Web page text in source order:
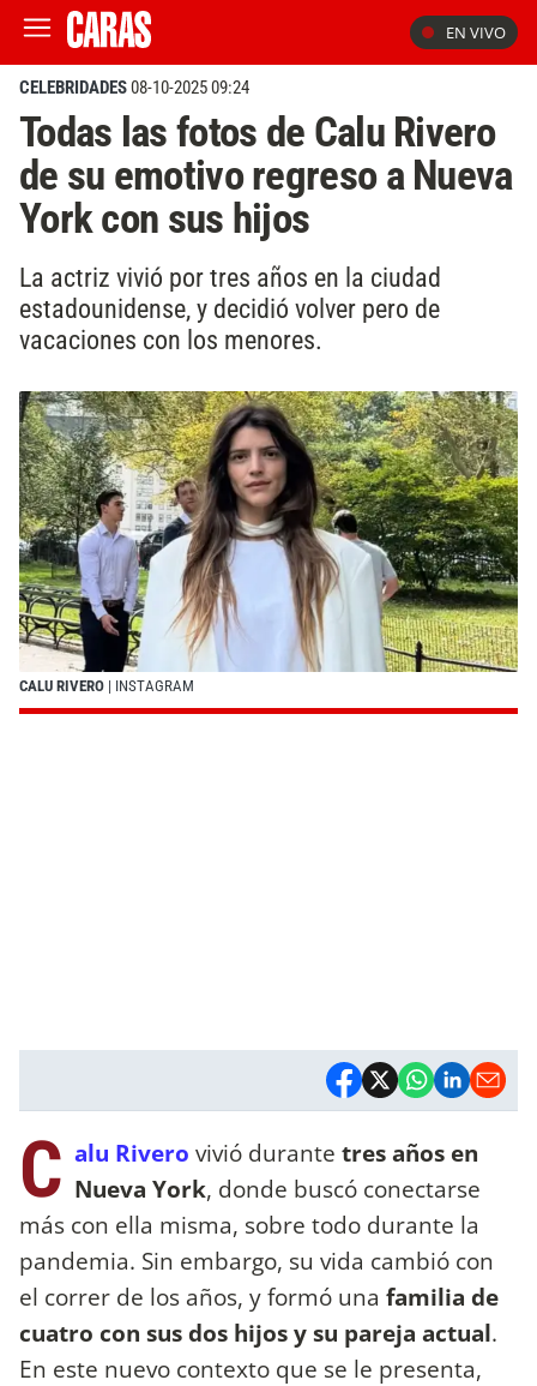
EN VIVO
CELEBRIDADES08-10-2025 09:24
Todas las fotos de Calu Rivero
de su emotivo regreso a Nueva
York con sus hijos
La actriz vivió por tres años en la ciudad
estadounidense, y decidió volver pero de
vacaciones con los menores.
CALU RIVERO | INSTAGRAM
C alu Rivero vivió durante tres años en
Nueva York, donde buscó conectarse
más con ella misma, sobre todo durante la
pandemia. Sin embargo, su vida cambió con
el correr de los años, y formó una familia de
cuatro con sus dos hijos y su pareja actual.
En este nuevo contexto que se le presenta,